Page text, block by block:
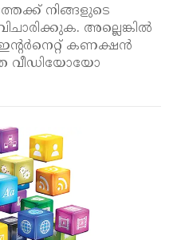
നിങ്ങളുടെ
അല്ലെങ്കിൽ
കണക്ഷൻ
വീഡിയോയോ